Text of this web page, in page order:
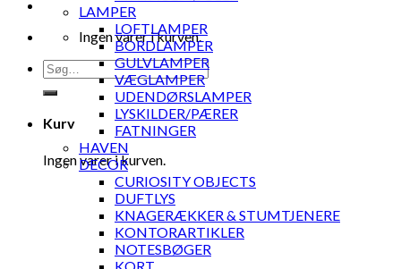
Ingen varer i kurven.
Søg
efter:
Kurv
Ingen varer i kurven.
LAMPER
LOFTLAMPER
BORDLAMPER
GULVLAMPER
VÆGLAMPER
UDENDØRSLAMPER
LYSKILDER/PÆRER
FATNINGER
HAVEN
DECOR
CURIOSITY OBJECTS
DUFTLYS
KNAGERÆKKER & STUMTJENERE
KONTORARTIKLER
NOTESBØGER